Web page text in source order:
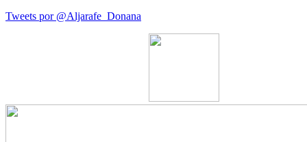
Tweets por @Aljarafe_Donana